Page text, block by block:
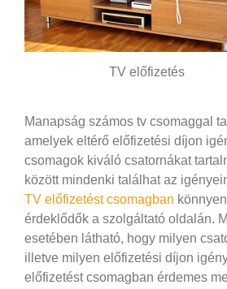
TV előfizetés
Manapság számos tv csomaggal
amelyek eltérő előfizetési díjon
csomagok kiváló csatornákat
között mindenki találhat az
TV előfizetést csomagban
érdeklődők a szolgáltató oldalán.
esetében látható, hogy milyen
illetve milyen előfizetési díjon
előfizetést csomagban érdemes